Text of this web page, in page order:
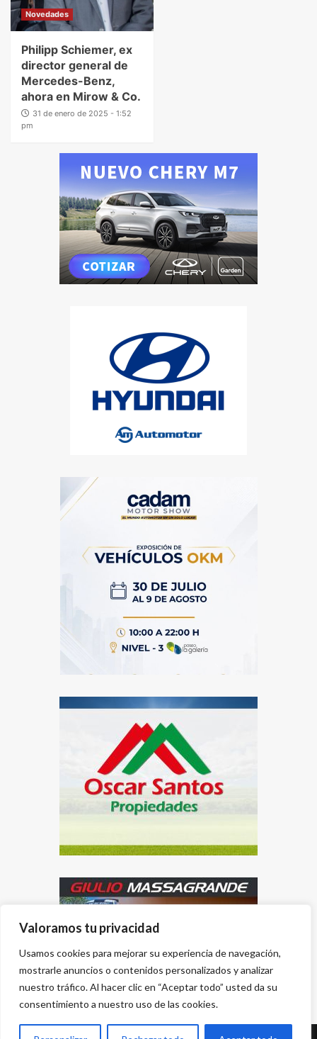
Valoramos tu privacidad
Usamos cookies para mejorar su experiencia de navegación,
mostrarle anuncios o contenidos personalizados y analizar
nuestro tráfico. Al hacer clic en “Aceptar todo” usted da su
consentimiento a nuestro uso de las cookies.
Novedades
Philipp Schiemer, ex
director general de
Mercedes-Benz,
ahora en Mirow & Co.
31 de enero de 2025 - 1:52
pm